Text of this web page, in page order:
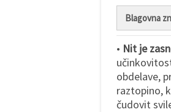
Blagovna
• Nit je
obdelave,
raztopino,
čudovit